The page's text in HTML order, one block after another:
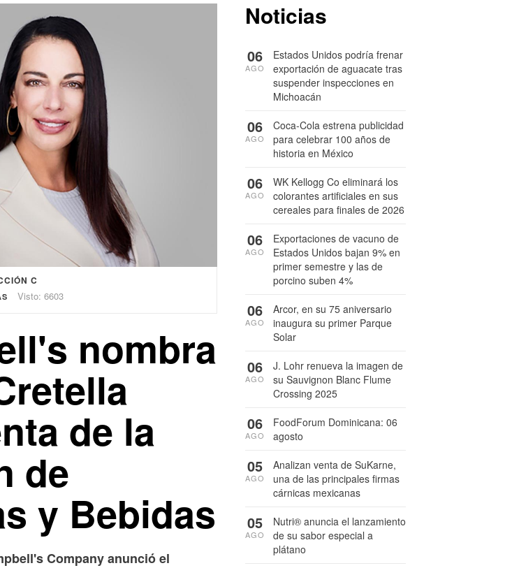
C
Visto: 6603
nombra
de la
de
y Bebidas
Company anunció el
Noticias
Estados Unidos podría frenar
exportación de aguacate tras
suspender inspecciones en
Michoacán
06
AGO
Coca-Cola estrena publicidad
para celebrar 100 años de
historia en México
06
AGO
WK Kellogg Co eliminará los
colorantes artificiales en sus
cereales para finales de 2026
06
AGO
Exportaciones de vacuno de
Estados Unidos bajan 9% en
primer semestre y las de
porcino suben 4%
06
AGO
Arcor, en su 75 aniversario
inaugura su primer Parque
Solar
06
AGO
J. Lohr renueva la imagen de
su Sauvignon Blanc Flume
Crossing 2025
06
AGO
FoodForum Dominicana: 06
agosto
06
AGO
Analizan venta de SuKarne,
una de las principales firmas
cárnicas mexicanas
05
AGO
Nutri® anuncia el lanzamiento
de su sabor especial a
plátano
05
AGO